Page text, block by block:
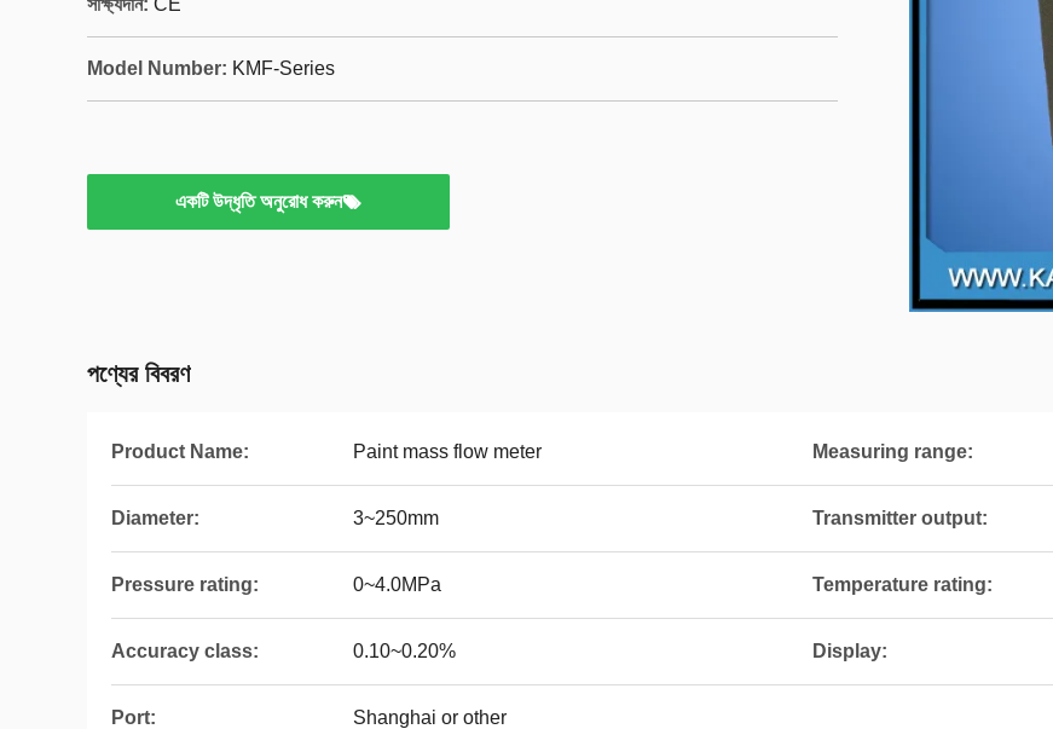
সাক্ষ্যদান: CE
Model Number: KMF-Series
একটি উদ্ধৃতি অনুরোধ করুন
পণ্যের বিবরণ
Product Name: Paint mass flow meter Measuring range:
Diameter: 3~250mm Transmitter output:
Pressure rating: 0~4.0MPa Temperature rating:
Accuracy class: 0.10~0.20% Display:
Port: Shanghai or other